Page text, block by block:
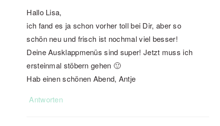
Hallo Lisa,
ich fand es ja schon vorher toll bei Dir, aber so
schön neu und frisch ist nochmal viel besser!
Deine Ausklappmenüs sind super! Jetzt muss ich
ersteinmal stöbern gehen 🙂
Hab einen schönen Abend, Antje
Antworten